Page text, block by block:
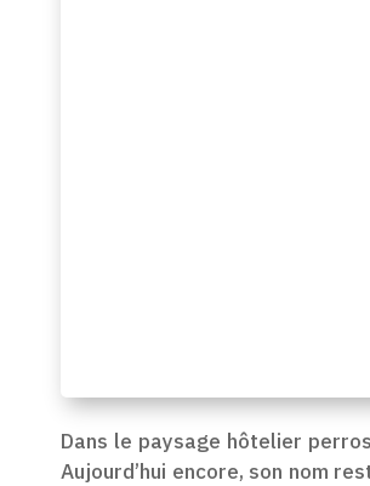
Dans le paysage hôtelier
Aujourd’hui encore, son nom